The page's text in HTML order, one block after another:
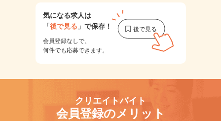
気になる求人は
「後で見る 」で保存！
会員登録なしで、
何件でも応募できます。
クリエイトバイト
会員登録のメリット